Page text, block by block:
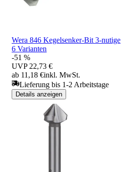
Wera 846 Kegelsenker-Bit 3-nutige
6 Varianten
-51 %
UVP 22,73 €
ab 11,18 €inkl. MwSt.
Lieferung bis 1-2 Arbeitstage
Details anzeigen